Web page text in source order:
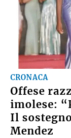
CRONACA
Offese
imolese:
Il
Mendez